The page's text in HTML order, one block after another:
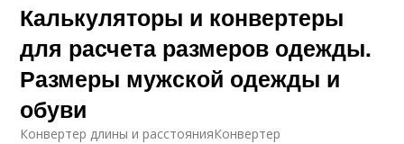
Калькуляторы и конвертеры
для расчета размеров одежды.
Размеры мужской одежды и
обуви
Конвертер длины и расстоянияКонвертер